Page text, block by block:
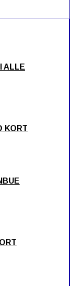
ALLE
KORT